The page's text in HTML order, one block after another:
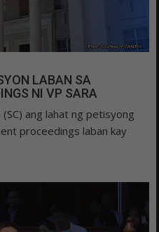
LABAN SA
NI VP SARA
ang lahat ng petisyong
proceedings laban kay